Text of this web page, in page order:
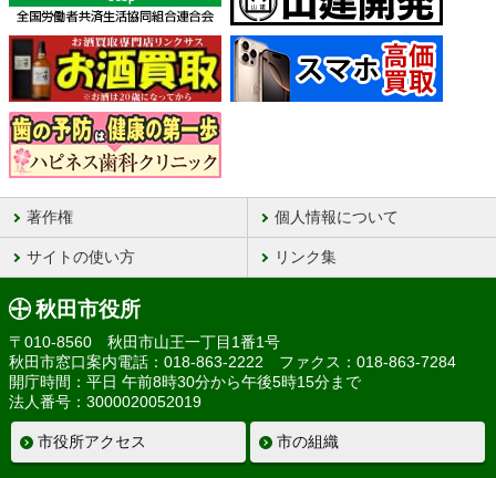
著作権 個人情報について
サイトの使い方 リンク集
秋田市役所
〒010-8560 秋田市山王一丁目1番1号
秋田市窓口案内電話：018-863-2222 ファクス：018-863-7284
開庁時間：平日 午前8時30分から午後5時15分まで
法人番号：3000020052019
市役所アクセス 市の組織